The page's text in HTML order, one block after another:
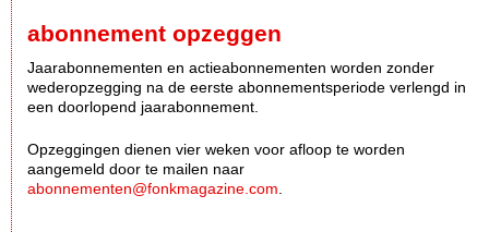
abonnement opzeggen
Jaarabonnementen en actieabonnementen worden zonder
wederopzegging na de eerste abonnementsperiode verlengd in
een doorlopend jaarabonnement.
Opzeggingen dienen vier weken voor afloop te worden
aangemeld door te mailen naar
abonnementen@fonkmagazine.com